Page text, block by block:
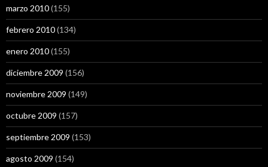
marzo 2010(155)
febrero 2010(134)
enero 2010(155)
diciembre 2009 (156)
noviembre 2009 (149)
octubre 2009 (157)
septiembre 2009 (153)
agosto 2009 (154)